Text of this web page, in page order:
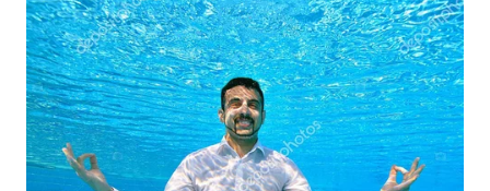
WAHANA
UMKM
WAHANA
SELEB
WAHANA